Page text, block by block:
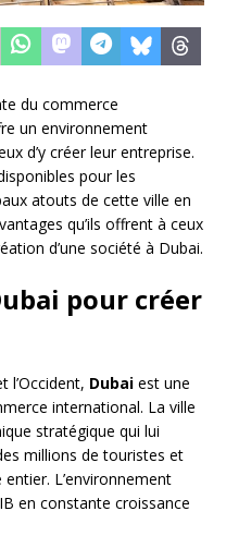
du commerce
un environnement
d’y créer leur entreprise.
pour les
atouts de cette ville en
qu’ils offrent à ceux
d’une société à Dubai.
pour créer
l’Occident, Dubai est une
international. La ville
stratégique qui lui
millions de touristes et
L’environnement
en constante croissance